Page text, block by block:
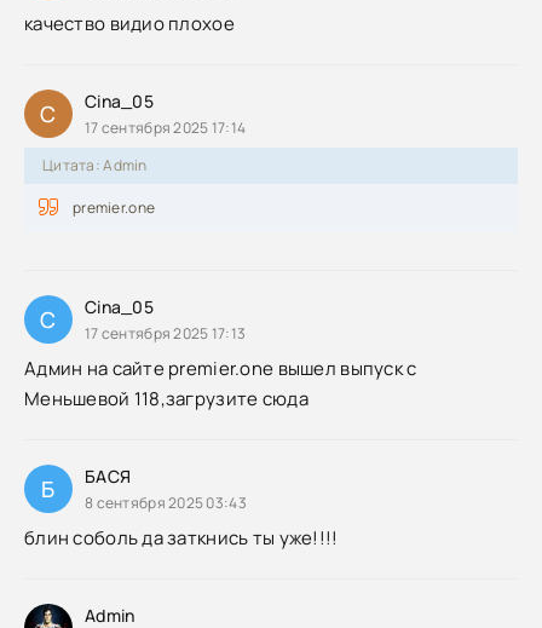
качество видио плохое
C Cina_05
17 сентября 2025 17:14
Цитата: Admin
premier.one
C Cina_05
17 сентября 2025 17:13
Админ на сайте premier.one вышел выпуск с
Меньшевой 118,загрузите сюда
Б БАСЯ
8 сентября 2025 03:43
блин соболь да заткнись ты уже!!!!
Admin